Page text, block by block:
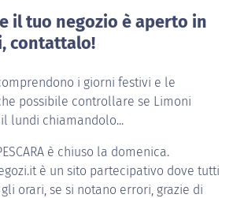
il tuo negozio è aperto in
contattalo!
i giorni festivi e le
possibile controllare se Limoni
lundi chiamandolo...
è chiuso la domenica.
è un sito partecipativo dove tutti
orari, se si notano errori, grazie di